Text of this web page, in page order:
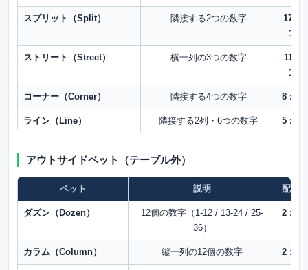
スプリット（Split） 隣接する2つの数字
17 :
1
ストリート（Street） 横一列の3つの数字
11 :
1
コーナー（Corner） 隣接する4つの数字 8 : 1
ライン（Line） 隣接する2列・6つの数字 5 : 1
アウトサイドベット（テーブル外）
ベット 説明 配当
ダズン（Dozen）
12個の数字（1-12 / 13-24 / 25-
36）
2 : 1
カラム（Column） 縦一列の12個の数字 2 : 1